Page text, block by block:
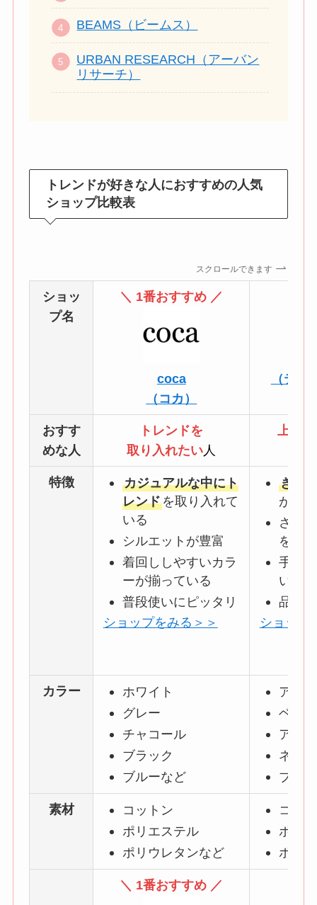
BEAMS（ビームス）
URBAN RESEARCH（アーバン
リサーチ）
トレンドが好きな人におすすめの人気
ショップ比較表
スクロールできます
ショッ
プ名
＼ 1番おすすめ ／
coca
（コカ）
（ティ
おすす
めな人
トレンドを
取り入れたい人
上品
特徴
カジュアルな中にト
レンドを取り入れて
いる
シルエットが豊富
着回ししやすいカラ
ーが揃っている
普段使いにピッタリ
ショップをみる＞＞
きれ
が多い
さり
を取
手軽
い
品質
ショップ
カラー
ホワイト
グレー
チャコール
ブラック
ブルーなど
アッ
ベー
アイ
ネイ
ブラ
素材
コットン
ポリエステル
ポリウレタンなど
コッ
ポリ
ポリ
＼ 1番おすすめ ／